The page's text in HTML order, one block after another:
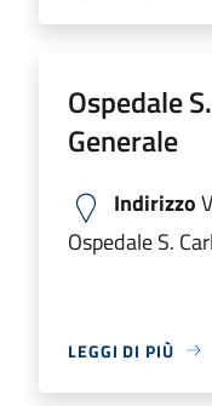
Ospedale
Generale
Indirizzo
Ospedale S.
LEGGI DI PIÙ